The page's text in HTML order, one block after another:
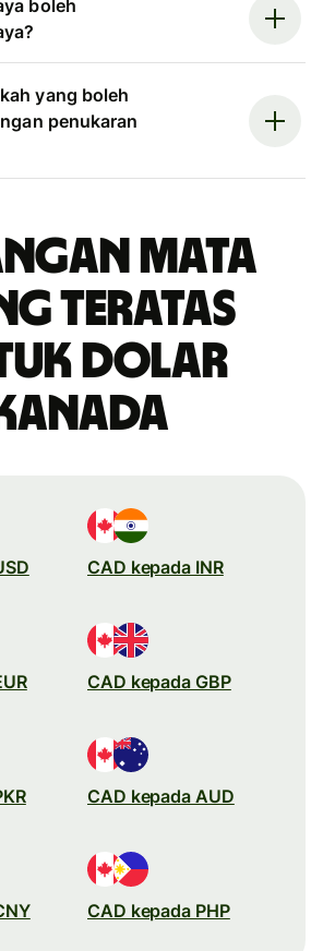
boleh
yang boleh
penukaran
mata
teratas
dolar
Kanada
CAD kepada INR
CAD kepada GBP
CAD kepada AUD
CAD kepada PHP